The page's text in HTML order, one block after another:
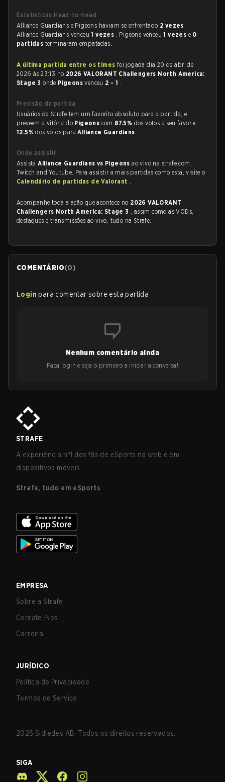
Estatísticas Head-to-head
Alliance Guardians e Pigeons haviam se enfrentado 2 vezes .
Alliance Guardians venceu1 vezes , Pigeons venceu1 vezes e 0
partidas terminaram empatadas.
A última partida entre os times foi jogada dia 20 de abr. de
2026 às 23:13 no 2026 VALORANT Challengers North America:
Stage 3onde Pigeonsvenceu 2 - 1 .
Previsão da partida
Usuários da Strafe tem um favorito absoluto para a partida, e
preveem a vitória do Pigeons com 87.5% dos votos a seu favor e
12.5%dos votos paraAlliance Guardians .
Onde assistir
AssistaAlliance Guardians vs Pigeonsao vivo na strafe.com,
Twitch and Youtube. Para assistir a mais partidas como esta, visite o
Calendário de partidas de Valorant .
Acompanhe toda a ação que acontece no 2026 VALORANT
Challengers North America: Stage 3 , assim como as VODs,
destaques e transmissões ao vivo, tudo na Strafe.
COMENTÁRIO(0)
Login para comentar sobre esta partida
Nenhum comentário ainda
Faça login e seja o primeiro a iniciar a conversa!
STRAFE
A experiência nº1 dos fãs de eSports na web e em
dispositivos móveis.
Strafe, tudo em eSports
EMPRESA
Sobre a Strafe
Contate-Nos
Carreira
JURÍDICO
Política de Privacidade
Termos de Serviço
2026 Sidledes AB. Todos os direitos reservados.
SIGA